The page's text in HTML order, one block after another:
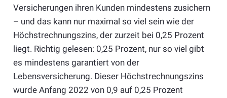
Versicherungen ihren Kunden mindestens zusichern
– und das kann nur maximal so viel sein wie der
Höchstrechnungszins, der zurzeit bei 0,25 Prozent
liegt. Richtig gelesen: 0,25 Prozent, nur so viel gibt
es mindestens garantiert von der
Lebensversicherung. Dieser Höchstrechnungszins
wurde Anfang 2022 von 0,9 auf 0,25 Prozent